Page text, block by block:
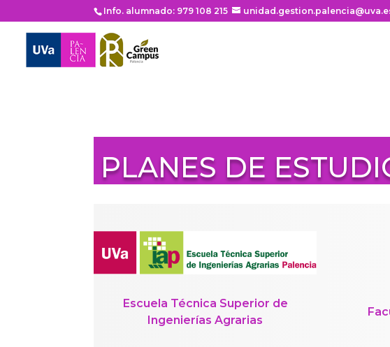
Info. alumnado: 979 108 215
PLANES DE
Escuela Técnica Superior de
Ingenierías Agrarias